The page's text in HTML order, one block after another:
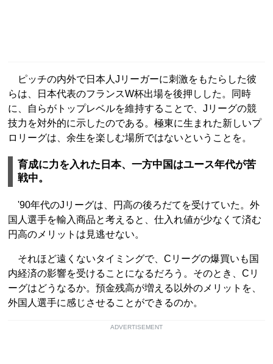
ピッチの内外で日本人Jリーガーに刺激をもたらした彼
らは、日本代表のフランスW杯出場を後押しした。同時
に、自らがトップレベルを維持することで、Jリーグの競
技力を対外的に示したのである。極東に生まれた新しいプ
ロリーグは、余生を楽しむ場所ではないということを。
育成に力を入れた日本、一方中国はユース年代が苦
戦中。
'90年代のJリーグは、円高の後ろだてを受けていた。外
国人選手を輸入商品と考えると、仕入れ値が少なくて済む
円高のメリットは見逃せない。
それほど遠くないタイミングで、Cリーグの爆買いも国
内経済の影響を受けることになるだろう。そのとき、Cリ
ーグはどうなるか。預金残高が増える以外のメリットを、
外国人選手に感じさせることができるのか。
ADVERTISEMENT